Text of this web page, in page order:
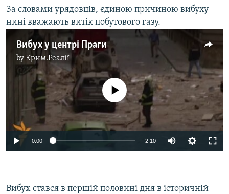
За словами урядовців, єдиною причиною вибуху
нині вважають витік побутового газу.
Вибух у центрі Праги
byКрим.Реалії
No media source currently available
0:00 2:10
Вибух стався в першій половині дня в історичній